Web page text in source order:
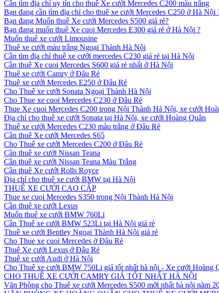
Cần tìm địa chỉ uy tín cho thuê Xe cưới Mercedes C200 màu trắng
Bạn đang cần tìm địa chỉ cho thuê xe cưới Mercedes C250 ở Hà Nội
Bạn đang Muốn thuê Xe cưới Mercedes S500 giá rẻ?
Bạn đang muốn thuê Xe cuoi Mercedes E300 giá rẻ ở Hà Nội ?
Muốn thuê xe cưới Limousine
Thuê xe cưới màu trắng Ngoại Thành Hà Nội
Cần tìm địa chỉ thuê xe cưới mercedes C230 giá rẻ tại Hà Nội
Cần thuê Xe cuoi Mercedes S600 giá rẻ nhất ở Hà Nội
Thuê xe cưới Camry ở Đâu Rẻ
Thuê xe cưới Mercedes E250 ở Đâu Rẻ
Cho Thuê xe cưới Sonata Ngoại Thành Hà Nội
Cho Thue xe cuoi Mercedes C230 ở Đâu Rẻ
Thue Xe cuoi Mercedes C200 trong Nội Thành Hà Nội, xe cưới
Địa chỉ cho thuê xe cưới Sonata tại Hà Nội, xe cưới Hoàng Quân
Thuê xe cưới Mercedes C230 màu trắng ở Đâu Rẻ
Cần thuê Xe cưới Mercedes S65
Cho Thuê xe cưới Mercedes C200 ở Đâu Rẻ
Cần thuê xe cưới Nissan Teana
Cần thuê xe cưới Nissan Teana Màu Trắng
Cần thuê Xe cưới Rolls Royce
Địa chỉ cho thuê xe cưới BMW tại Hà Nội
THUÊ XE CƯỚI CAO CẤP
Thue xe cuoi Mercedes S350 trong Nội Thành Hà Nội
Cần thuê xe cưới Lexus
Muốn thuê xe cưới BMW 760Li
Cần Thuê xe cưới BMW 523Li tại Hà Nội giá rẻ
Thuê xe cưới Bentley Ngoại Thành Hà Nội giá rẻ
Cho Thue xe cuoi Mercedes ở Đâu Rẻ
Thuê Xe cưới Lexus ở Đâu Rẻ
Thuê xe cưới Audi ở Hà Nội
Cho Thuê xe cưới BMW 750Li giá tốt nhất hà nội - Xe cưới Hoàng
CHO THUÊ XE CƯỚI CAMRY GIÁ TỐT NHẤT HÀ NỘI
Văn Phòng cho Thuê xe cưới Mercedes S500 mới nhất hà nội năm